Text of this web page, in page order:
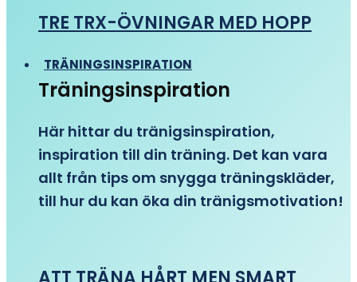
TRE TRX-ÖVNINGAR MED HOPP
TRÄNINGSINSPIRATION
Träningsinspiration
Här hittar du tränigsinspiration,
inspiration till din träning. Det kan vara
allt från tips om snygga träningskläder,
till hur du kan öka din tränigsmotivation!